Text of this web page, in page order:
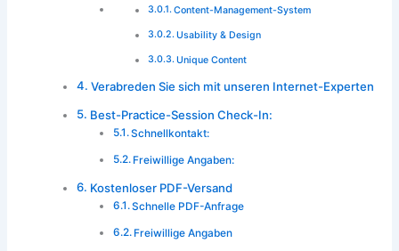
Content-Management-System
Usability & Design
Unique Content
Verabreden Sie sich mit unseren Internet-Experten
Best-Practice-Session Check-In:
Schnellkontakt:
Freiwillige Angaben:
Kostenloser PDF-Versand
Schnelle PDF-Anfrage
Freiwillige Angaben